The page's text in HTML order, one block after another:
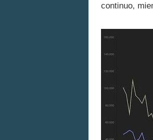
continuo,